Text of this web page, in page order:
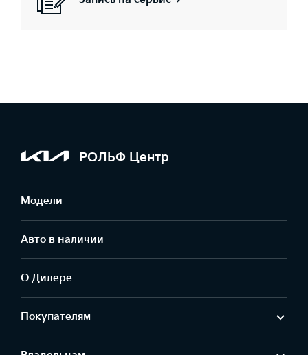
РОЛЬФ Центр
Модели
Авто в наличии
О Дилере
Покупателям